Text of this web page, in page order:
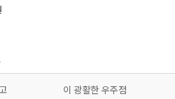
이 광활한 우주점